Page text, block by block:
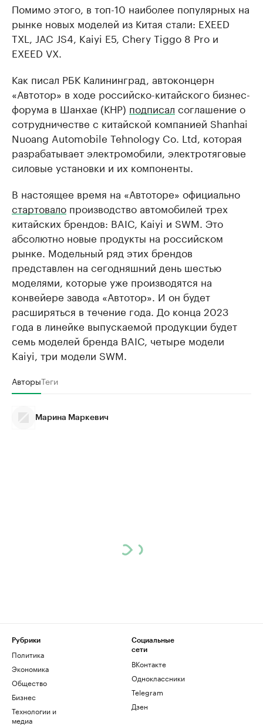
Помимо этого, в топ-10 наиболее популярных на
рынке новых моделей из Китая стали: EXEED
TXL, JAC JS4, Kaiyi E5, Chery Tiggo 8 Pro и
EXEED VX.
Как писал РБК Калининград, автоконцерн
«Автотор» в ходе российско-китайского бизнес-
форума в Шанхае (КНР) подписал соглашение о
сотрудничестве с китайской компанией Shanhai
Nuoang Automobile Tehnology Co. Ltd, которая
разрабатывает электромобили, электротяговые
силовые установки и их компоненты.
В настоящее время на «Автоторе» официально
стартовало производство автомобилей трех
китайских брендов: BAIC, Kaiyi и SWM. Это
абсолютно новые продукты на российском
рынке. Модельный ряд этих брендов
представлен на сегодняшний день шестью
моделями, которые уже производятся на
конвейере завода «Автотор». И он будет
расширяться в течение года. До конца 2023
года в линейке выпускаемой продукции будет
семь моделей бренда BAIC, четыре модели
Kaiyi, три модели SWM.
АвторыТеги
Марина Маркевич
Рубрики
Политика
Экономика
Общество
Бизнес
Технологии и
медиа
Социальные
сети
ВКонтакте
Одноклассники
Telegram
Дзен